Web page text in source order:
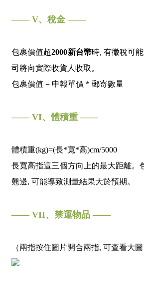
—— V、稅金 ——
包裹價值超2000新台幣時, 有徵稅可
司將向實際收貨人收取。
包裹價值 = 申報單價 * 郵寄數量
—— VI、體積重 ——
體積重(kg)=(長*寬*高)cm/5000
長寬高指這三個方向上的最大距離。
翹邊, 可能導致測量結果大於預期。
—— VII、禁運物品 ——
（兩指按住圖片開合兩指, 可查看大圖